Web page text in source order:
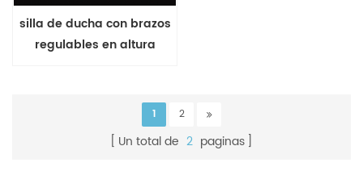
silla de ducha con brazos
regulables en altura
1 2
Un total de 2 paginas